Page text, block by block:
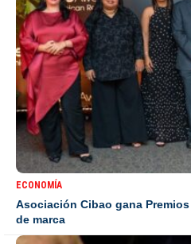
ECONOMÍA
Asociación Cibao gana
de marca